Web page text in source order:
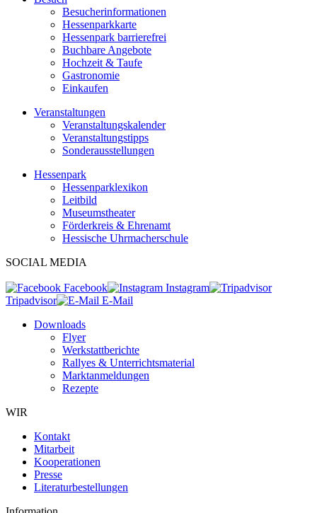
Besucherinformationen
Hessenparkkarte
Hessenpark barrierefrei
Buchbare Angebote
Hochzeit & Taufe
Gastronomie
Einkaufen
Veranstaltungen
Veranstaltungskalender
Veranstaltungstipps
Sonderausstellungen
Hessenpark
Hessenparklexikon
Leitbild
Museumstheater
Förderkreis & Ehrenamt
Hessische Uhrmacherschule
SOCIAL MEDIA
Facebook
Instagram
Tripadvisor
E-Mail
Downloads
Flyer
Werkstattberichte
Rallyes & Unterrichtsmaterial
Marktanmeldungen
Rezepte
WIR
Kontakt
Mitarbeit
Kooperationen
Presse
Literaturbestellungen